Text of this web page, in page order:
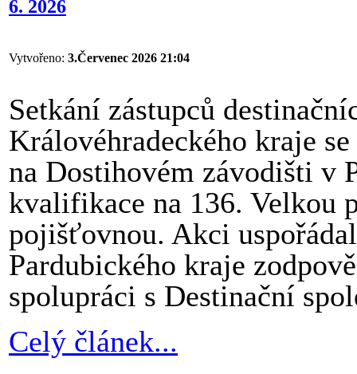
6. 2026
Vytvořeno: 3.Červenec 2026 21:04
Setkání zástupců
Královéhradeckého kraje
na Dostihovém závodišti v
kvalifikace na 136. Velkou
pojišťovnou. Akci
Pardubického kraje
spolupráci s Destinační
Celý článek...